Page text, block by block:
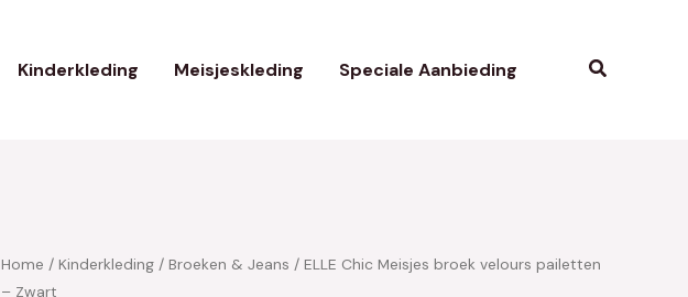
Kinderkleding Meisjeskleding Speciale Aanbieding Zoeken
Home / Kinderkleding / Broeken & Jeans / ELLE Chic Meisjes broek velours pailetten
– Zwart
Oorspronkelijke
Huidige